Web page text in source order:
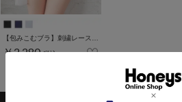
￥2,280 税込
1～7件 (全7件)